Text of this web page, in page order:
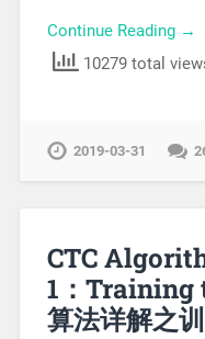
Continue Reading →
10279 total
2019-03-31
CTC
1：Training
算法详解之训